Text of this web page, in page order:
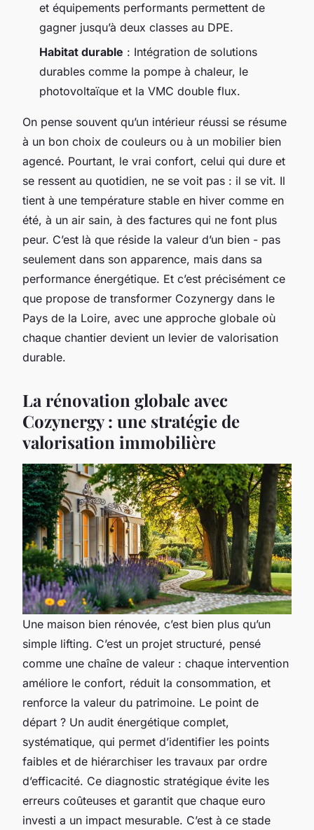
et équipements performants permettent de
gagner jusqu’à deux classes au DPE.
Habitat durable : Intégration de solutions
durables comme la pompe à chaleur, le
photovoltaïque et la VMC double flux.
On pense souvent qu’un intérieur réussi se résume
à un bon choix de couleurs ou à un mobilier bien
agencé. Pourtant, le vrai confort, celui qui dure et
se ressent au quotidien, ne se voit pas : il se vit. Il
tient à une température stable en hiver comme en
été, à un air sain, à des factures qui ne font plus
peur. C’est là que réside la valeur d’un bien - pas
seulement dans son apparence, mais dans sa
performance énergétique. Et c’est précisément ce
que propose de transformer Cozynergy dans le
Pays de la Loire, avec une approche globale où
chaque chantier devient un levier de valorisation
durable.
La rénovation globale avec
Cozynergy : une stratégie de
valorisation immobilière
Une maison bien rénovée, c’est bien plus qu’un
simple lifting. C’est un projet structuré, pensé
comme une chaîne de valeur : chaque intervention
améliore le confort, réduit la consommation, et
renforce la valeur du patrimoine. Le point de
départ ? Un audit énergétique complet,
systématique, qui permet d’identifier les points
faibles et de hiérarchiser les travaux par ordre
d’efficacité. Ce diagnostic stratégique évite les
erreurs coûteuses et garantit que chaque euro
investi a un impact mesurable. C’est à ce stade